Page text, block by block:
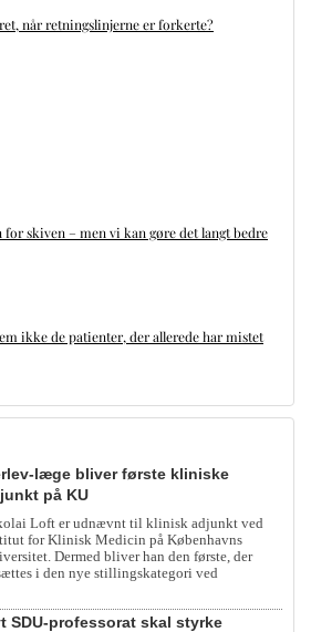
når retningslinjerne er forkerte?
for skiven – men vi kan gøre det langt bedre
ikke de patienter, der allerede har mistet
læge bliver første kliniske
på KU
Loft er udnævnt til klinisk adjunkt ved
for Klinisk Medicin på Københavns
Dermed bliver han den første, der
i den nye stillingskategori ved
SDU-professorat skal styrke